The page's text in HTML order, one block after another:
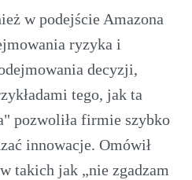
w podejście Amazona
ryzyka i
decyzji,
tego, jak ta
pozwoliła firmie szybko
innowacje. Omówił
takich jak „nie zgadzam